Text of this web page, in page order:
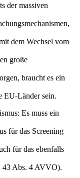
der massiven
dem Wechsel vom
große
braucht es ein
EU-Länder sein.
Es muss ein
für das Screening
für das ebenfalls
43 Abs. 4 AVVO).